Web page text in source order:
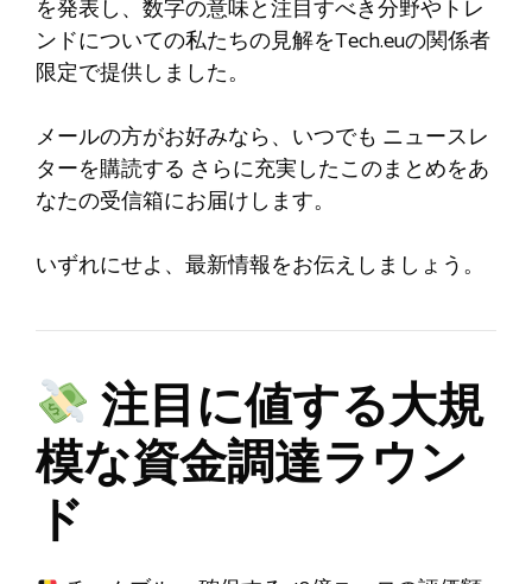
を発表し、数字の意味と注目すべき分野やトレ
ンドについての私たちの見解をTech.euの関係者
限定で提供しました。
メールの方がお好みなら、いつでも ニュースレ
ターを購読する さらに充実したこのまとめをあ
なたの受信箱にお届けします。
いずれにせよ、最新情報をお伝えしましょう。
注目に値する大規
模な資金調達ラウン
ド